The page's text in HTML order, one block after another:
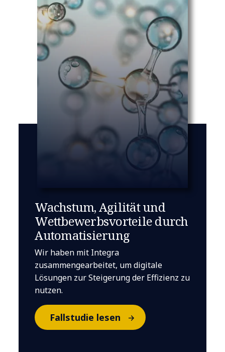
Wachstum, Agilität und
Wettbewerbsvorteile durch
Automatisierung
Wir haben mit Integra
zusammengearbeitet, um digitale
Lösungen zur Steigerung der Effizienz zu
nutzen.
Fallstudie lesen